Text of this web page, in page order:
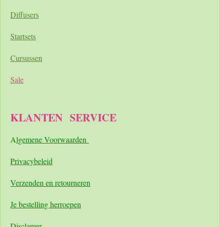
Diffusers
Startsets
Cursussen
Sale
KLANTEN SERVICE
Algemene Voorwaarden
Privacybeleid
Verzenden en retourneren
Je bestelling herroepen